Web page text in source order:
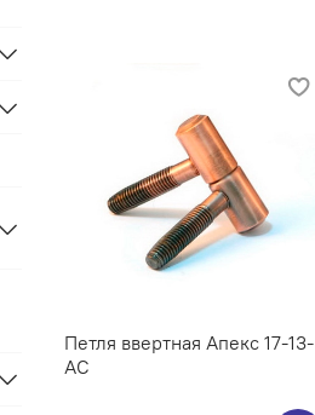
Петля ввертная Апекс 17-13-
AC